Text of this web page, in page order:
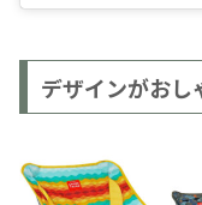
デザインがおし